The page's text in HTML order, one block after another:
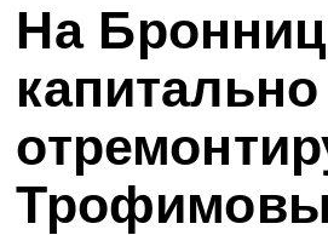
На
капитально